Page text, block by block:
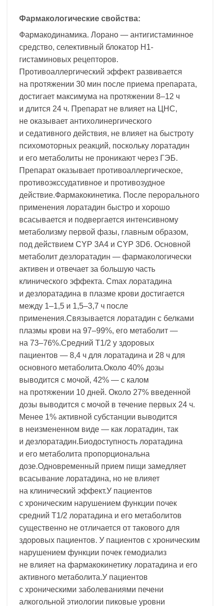
Фармакологические свойства:
Фармакодинамика. Лорано — антигистаминное
средство, селективный блокатор Н1-
гистаминовых рецепторов.
Противоаллергический эффект развивается
на протяжении 30 мин после приема препарата,
достигает максимума на протяжении 8–12 ч
и длится 24 ч. Препарат не влияет на ЦНС,
не оказывает антихолинергического
и седативного действия, не влияет на быстроту
психомоторных реакций, поскольку лоратадин
и его метаболиты не проникают через ГЭБ.
Препарат оказывает противоаллергическое,
противоэкссудативное и противозудное
действие.Фармакокинетика. После перорального
применения лоратадин быстро и хорошо
всасывается и подвергается интенсивному
метаболизму первой фазы, главным образом,
под действием CYP 3A4 и CYP 3D6. Основной
метаболит дезлоратадин — фармакологически
активен и отвечает за большую часть
клинического эффекта. Cmax лоратадина
и дезлоратадина в плазме крови достигается
между 1–1,5 и 1,5–3,7 ч после
применения.Связывается лоратадин с белками
плазмы крови на 97–99%, его метаболит —
на 73–76%.Средний T1/2 у здоровых
пациентов — 8,4 ч для лоратадина и 28 ч для
основного метаболита.Около 40% дозы
выводится с мочой, 42% — с калом
на протяжении 10 дней. Около 27% введенной
дозы выводится с мочой в течение первых 24 ч.
Менее 1% активной субстанции выводится
в неизмененном виде — как лоратадин, так
и дезлоратадин.Биодоступность лоратадина
и его метаболита пропорциональна
дозе.Одновременный прием пищи замедляет
всасывание лоратадина, но не влияет
на клинический эффект.У пациентов
с хроническим нарушением функции почек
средний T1/2 лоратадина и его метаболитов
существенно не отличается от такового для
здоровых пациентов. У пациентов с хроническим
нарушением функции почек гемодиализ
не влияет на фармакокинетику лоратадина и его
активного метаболита.У пациентов
с хроническими заболеваниями печени
алкогольной этиологии пиковые уровни